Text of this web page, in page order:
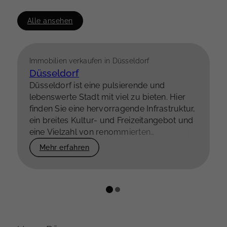
Alle ansehen
Immobilien verkaufen in Düsseldorf
Düsseldorf
Düsseldorf ist eine pulsierende und
lebenswerte Stadt mit viel zu bieten. Hier
finden Sie eine hervorragende Infrastruktur,
ein breites Kultur- und Freizeitangebot und
eine Vielzahl von renommierten
Unternehmen. Die Landeshauptstadt von
Nordrhein-Westfalen ist außerdem ein
Deutschland und Europa.
Mehr erfahren